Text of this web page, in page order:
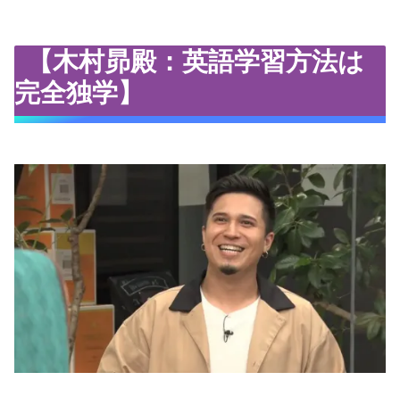
【木村昴殿：英語学習方法は
完全独学】